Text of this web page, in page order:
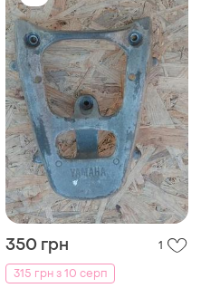
350 грн
1
315 грн з 10 серп